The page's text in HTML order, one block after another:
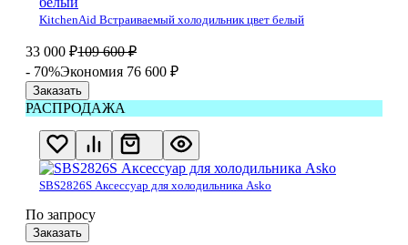
KitchenAid Встраиваемый холодильник цвет белый
33 000 ₽109 600 ₽
- 70%Экономия 76 600 ₽
Заказать
РАСПРОДАЖА
SBS2826S Аксессуар для холодильника Asko
По запросу
Заказать